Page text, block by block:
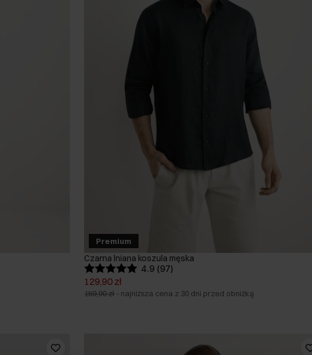
Premium
Czarna lniana koszula męska
4.9 (97)
129,90 zł
159,90 zł - najniższa cena z 30 dni przed obniżką